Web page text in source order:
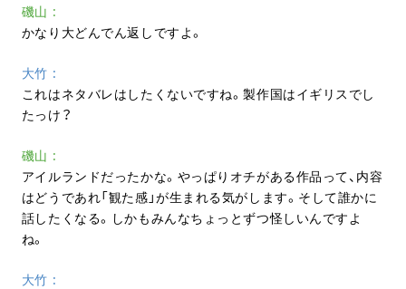
磯山
かなり大どんでん返しですよ。
大竹
これはネタバレはしたくないですね。製作国はイギリスでし
たっけ？
磯山
アイルランドだったかな。やっぱりオチがある作品って、内容
はどうであれ「観た感」が生まれる気がします。そして誰かに
話したくなる。しかもみんなちょっとずつ怪しいんですよ
ね。
大竹